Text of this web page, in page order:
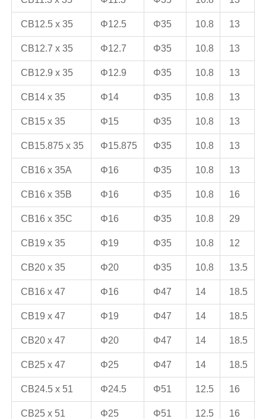
CB12.5 x 35 Φ12.5 Φ35 10.8 13
CB12.7 x 35 Φ12.7 Φ35 10.8 13
CB12.9 x 35 Φ12.9 Φ35 10.8 13
CB14 x 35 Φ14 Φ35 10.8 13
CB15 x 35 Φ15 Φ35 10.8 13
CB15.875 x 35 Φ15.875 Φ35 10.8 13
CB16 x 35A Φ16 Φ35 10.8 13
CB16 x 35B Φ16 Φ35 10.8 16
CB16 x 35C Φ16 Φ35 10.8 29
CB19 x 35 Φ19 Φ35 10.8 12
CB20 x 35 Φ20 Φ35 10.8 13.5
CB16 x 47 Φ16 Φ47 14 18.5
CB19 x 47 Φ19 Φ47 14 18.5
CB20 x 47 Φ20 Φ47 14 18.5
CB25 x 47 Φ25 Φ47 14 18.5
CB24.5 x 51 Φ24.5 Φ51 12.5 16
CB25 x 51 Φ25 Φ51 12.5 16